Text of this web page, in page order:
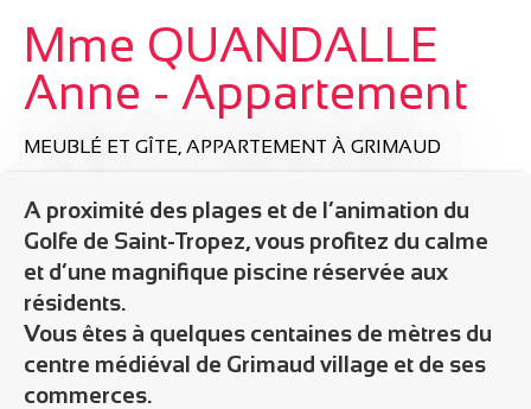
Mme QUANDALLE
Anne - Appartement
MEUBLÉ ET GÎTE, APPARTEMENT À GRIMAUD
A proximité des plages et de l’animation du
Golfe de Saint-Tropez, vous profitez du calme
et d’une magnifique piscine réservée aux
résidents.
Vous êtes à quelques centaines de mètres du
centre médiéval de Grimaud village et de ses
commerces.